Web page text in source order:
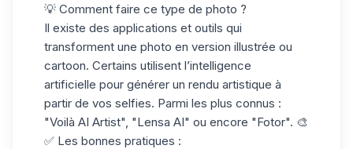
💡 Comment faire ce type de photo ?
Il existe des applications et outils qui
transforment une photo en version illustrée ou
cartoon. Certains utilisent l’intelligence
artificielle pour générer un rendu artistique à
partir de vos selfies. Parmi les plus connus :
"Voilà AI Artist", "Lensa AI" ou encore "Fotor". 🎨
✅ Les bonnes pratiques :